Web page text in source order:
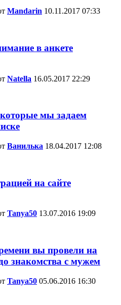
Mandarin 10.11.2017 07:33
в анкете
Natella 16.05.2017 22:29
мы задаем
Ванилька 18.04.2017 12:08
на сайте
Tanya50 13.07.2016 19:09
вы провели на
знакомства с мужем
Tanya50 05.06.2016 16:30